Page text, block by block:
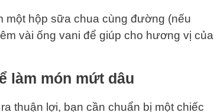
một hộp sữa chua cùng đường (nếu
vài ống vani để giúp cho hương vị của
làm món mứt dâu
thuận lợi, bạn cần chuẩn bị một chiếc